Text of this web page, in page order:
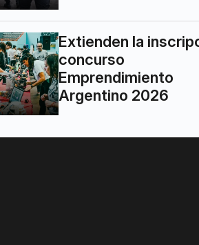
Extienden la
concurso
Emprendimiento
Argentino 2026